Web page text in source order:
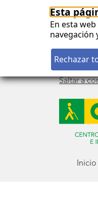
Esta
En esta
navegación
Saltar a
Inicio